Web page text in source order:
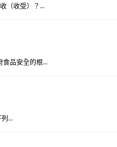
（收受）？...
品安全的根...
...